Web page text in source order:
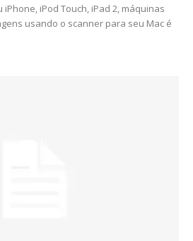
iPod Touch, iPad 2, máquinas
usando o scanner para seu Mac é